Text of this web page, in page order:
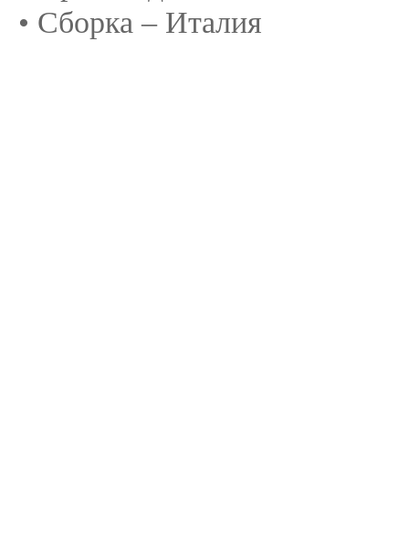
• Сборка – Италия